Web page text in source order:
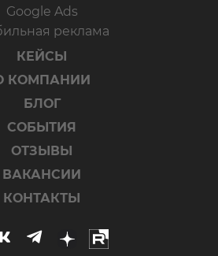
Google Ads
реклама
КЕЙСЫ
КОМПАНИИ
БЛОГ
СОБЫТИЯ
ОТЗЫВЫ
ВАКАНСИИ
КОНТАКТЫ